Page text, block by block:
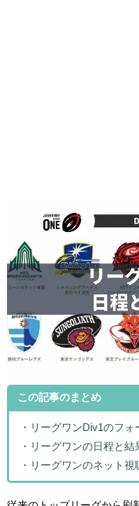
この記事のまとめ
・リーグワンDiv1のフォ
・リーグワンの日程と
・リーグワンのネット視